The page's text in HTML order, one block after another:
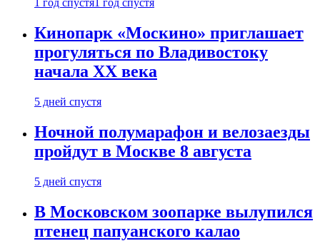
1 год спустя 1 год спустя
Кинопарк «Москино» приглашает
прогуляться по Владивостоку
начала XX века
5 дней спустя
Ночной полумарафон и велозаезды
пройдут в Москве 8 августа
5 дней спустя
В Московском зоопарке вылупился
птенец папуанского калао